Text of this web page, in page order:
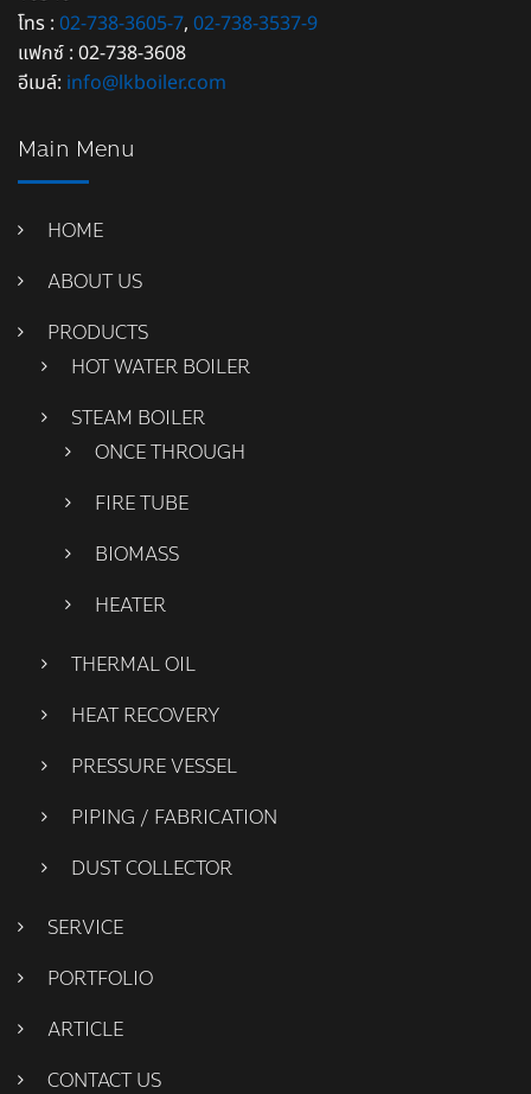
โทร : 02-738-3605-7, 02-738-3537-9
แฟกซ์ : 02-738-3608
อีเมล์: info@lkboiler.com
Main Menu
HOME
ABOUT US
PRODUCTS
HOT WATER BOILER
STEAM BOILER
ONCE THROUGH
FIRE TUBE
BIOMASS
HEATER
THERMAL OIL
HEAT RECOVERY
PRESSURE VESSEL
PIPING / FABRICATION
DUST COLLECTOR
SERVICE
PORTFOLIO
ARTICLE
CONTACT US